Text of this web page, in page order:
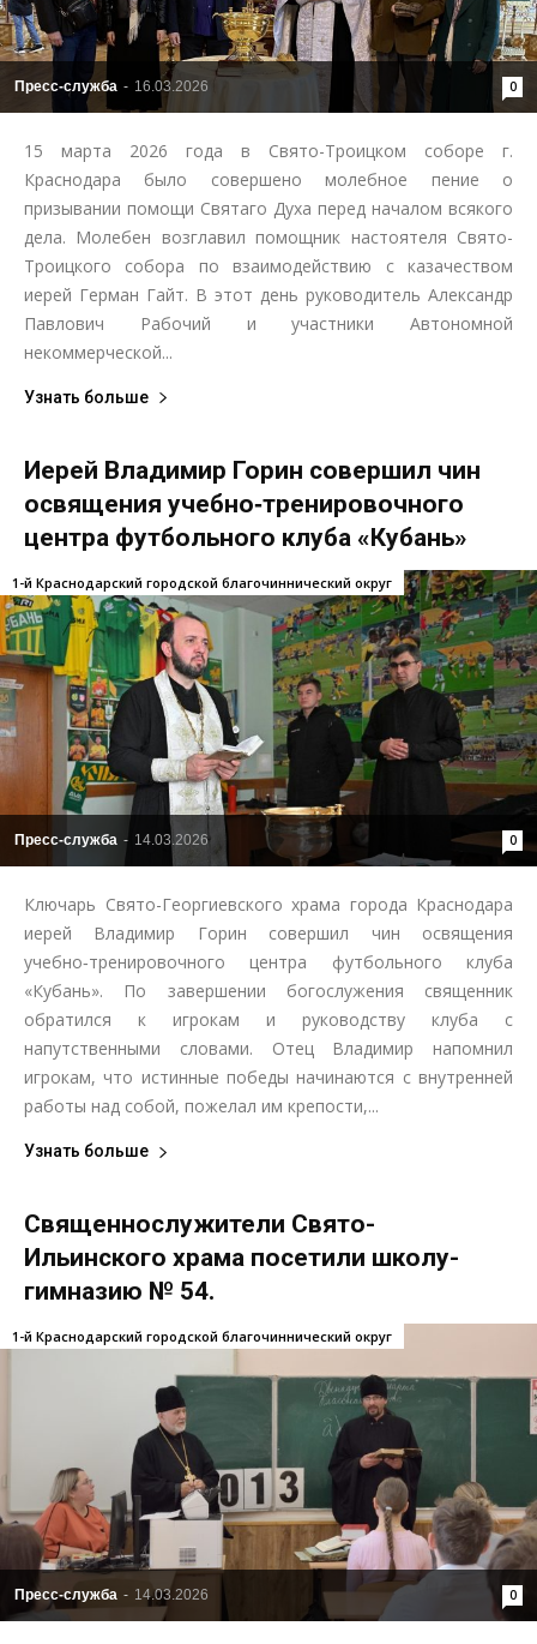
Пресс-служба - 16.03.2026 0
15 марта 2026 года в Свято-Троицком соборе г.
Краснодара было совершено молебное пение о
призывании помощи Святаго Духа перед началом всякого
дела. Молебен возглавил помощник настоятеля Свято-
Троицкого собора по взаимодействию с казачеством
иерей Герман Гайт. В этот день руководитель Александр
Павлович Рабочий и участники Автономной
некоммерческой...
Узнать больше
Иерей Владимир Горин совершил чин
освящения учебно‑тренировочного
центра футбольного клуба «Кубань»
Пресс-служба - 14.03.2026 0
1-й Краснодарский городской благочиннический округ
Ключарь Свято-Георгиевского храма города Краснодара
иерей Владимир Горин совершил чин освящения
учебно‑тренировочного центра футбольного клуба
«Кубань». По завершении богослужения священник
обратился к игрокам и руководству клуба с
напутственными словами. Отец Владимир напомнил
игрокам, что истинные победы начинаются с внутренней
работы над собой, пожелал им крепости,...
Узнать больше
Священнослужители Свято-
Ильинского храма посетили школу-
гимназию № 54.
Пресс-служба - 14.03.2026 0
1-й Краснодарский городской благочиннический округ